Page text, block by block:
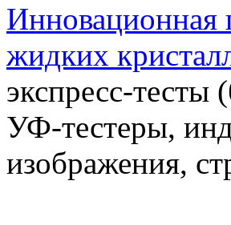
Инновационная
жидких
экспресс-тесты
УФ-тестеры,
изображения,